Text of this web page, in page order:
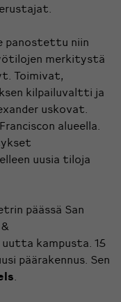
panostettu niin
merkitystä
Toimivat,
kilpailuvaltti ja
uskovat.
alueella.
uusia tiloja
päässä San
kampusta. 15
päärakennus. Sen
.